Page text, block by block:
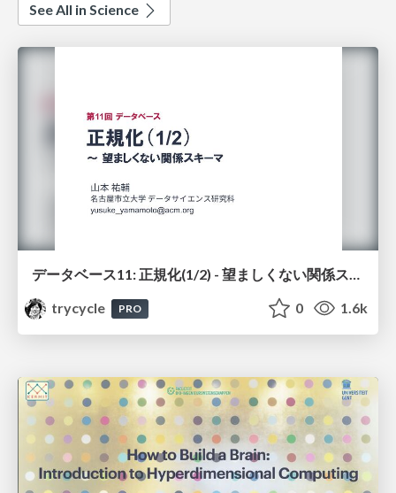
See All in Science
trycycle
PRO 0 1.6k